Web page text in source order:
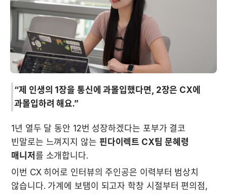
“제 인생의 1장을 통신에 과몰입했다면, 2장은 CX에
과몰입하려 해요.”
1년 열두 달 동안 12번 성장하겠다는 포부가 결코
빈말로는 느껴지지 않는 핀다이렉트 CX팀 문혜령
매니저 를 소개합니다.
이번 CX 히어로 인터뷰의 주인공은 이력부터 범상치
않습니다. 가계에 보탬이 되고자 학창 시절부터 편의점,